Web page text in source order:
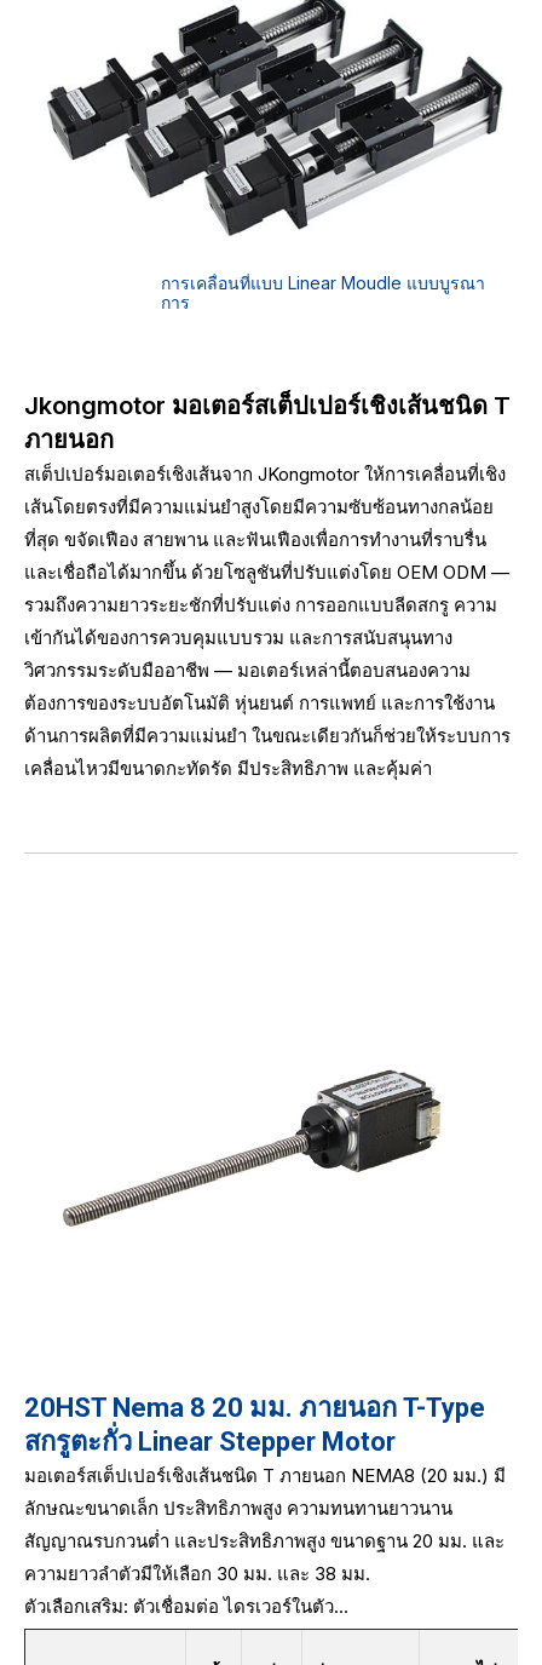
การเคลื่อนที่แบบ Linear Moudle แบบบูรณา
การ
Jkongmotor มอเตอร์สเต็ปเปอร์เชิงเส้นชนิด T
ภายนอก
สเต็ปเปอร์มอเตอร์เชิงเส้นจาก JKongmotor ให้การเคลื่อนที่เชิง
เส้นโดยตรงที่มีความแม่นยำสูงโดยมีความซับซ้อนทางกลน้อย
ที่สุด ขจัดเฟือง สายพาน และฟันเฟืองเพื่อการทำงานที่ราบรื่น
และเชื่อถือได้มากขึ้น ด้วยโซลูชันที่ปรับแต่งโดย OEM ODM —
รวมถึงความยาวระยะชักที่ปรับแต่ง การออกแบบลีดสกรู ความ
เข้ากันได้ของการควบคุมแบบรวม และการสนับสนุนทาง
วิศวกรรมระดับมืออาชีพ — มอเตอร์เหล่านี้ตอบสนองความ
ต้องการของระบบอัตโนมัติ หุ่นยนต์ การแพทย์ และการใช้งาน
ด้านการผลิตที่มีความแม่นยำ ในขณะเดียวกันก็ช่วยให้ระบบการ
เคลื่อนไหวมีขนาดกะทัดรัด มีประสิทธิภาพ และคุ้มค่า
20HST Nema 8 20 มม. ภายนอก T-Type
สกรูตะกั่ว Linear Stepper Motor
มอเตอร์สเต็ปเปอร์เชิงเส้นชนิด T ภายนอก NEMA8 (20 มม.) มี
ลักษณะขนาดเล็ก ประสิทธิภาพสูง ความทนทานยาวนาน
สัญญาณรบกวนต่ำ และประสิทธิภาพสูง ขนาดฐาน 20 มม. และ
ความยาวลำตัวมีให้เลือก 30 มม. และ 38 มม.
ตัวเลือกเสริม: ตัวเชื่อมต่อ ไดรเวอร์ในตัว...